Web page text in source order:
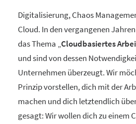
Digitalisierung, Chaos
Cloud. In den vergangenen
das Thema „Cloudbasiertes
und sind von dessen
Unternehmen überzeugt. Wir
Prinzip vorstellen, dich mit der
machen und dich letztendlich
gesagt: Wir wollen dich zu einem